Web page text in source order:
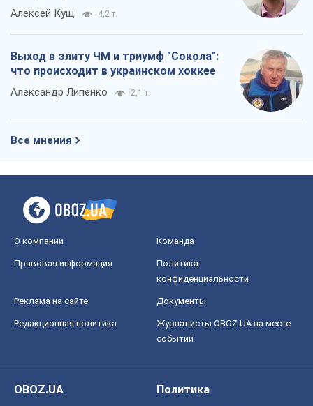
Алексей Кущ 4,2 т.
Выход в элиту ЧМ и триумф "Сокола":
что происходит в украинском хоккее
Александр Липенко 2,1 т.
Все мнения
О компании Команда
Правовая информация
Политика
конфиденциальности
Реклама на сайте Документы
Редакционная политика
Журналисты OBOZ.UA на месте
событий
OBOZ.UA
Политика